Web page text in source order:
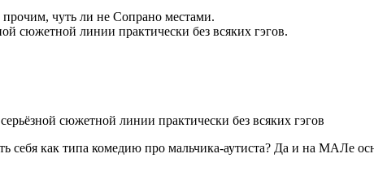
чуть ли не Сопрано местами.
сюжетной линии практически без всяких гэгов.
сюжетной линии практически без всяких гэгов
себя как типа комедию про мальчика-аутиста? Да и на МАЛе